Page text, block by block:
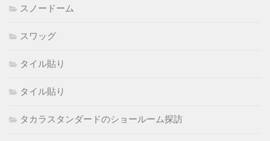
スノードーム
スワッグ
タイル貼り
タイル貼り
タカラスタンダードのショールーム探訪